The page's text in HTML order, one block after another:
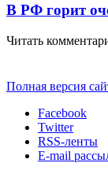
В РФ горит
Читать
Полная версия
Facebook
Twitter
RSS-ленты
E-mail